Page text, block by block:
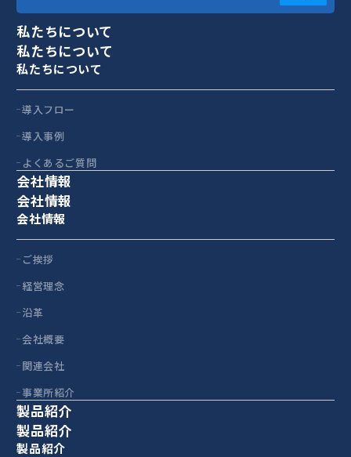
私たちについて
私たちについて
私たちについて
導入フロー
導入事例
よくあるご質問
会社情報
会社情報
会社情報
ご挨拶
経営理念
沿革
会社概要
関連会社
事業所紹介
製品紹介
製品紹介
製品紹介